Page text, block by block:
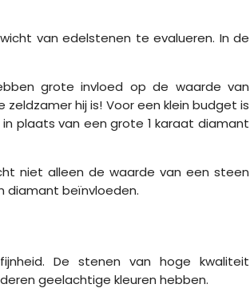
van edelstenen te evalueren. In de
grote invloed op de waarde van
hij is! Voor een klein budget is
plaats van een grote 1 karaat diamant
niet alleen de waarde van een steen
diamant beïnvloeden.
De stenen van hoge kwaliteit
geelachtige kleuren hebben.